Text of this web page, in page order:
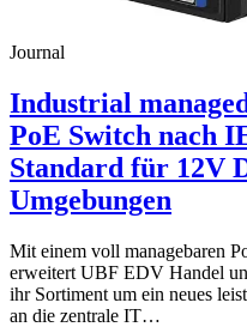
Journal
Industrial
PoE Switch nach
Standard für 12V
Umgebungen
Mit einem voll managebaren
erweitert UBF EDV Handel
ihr Sortiment um ein neues
an die zentrale IT…